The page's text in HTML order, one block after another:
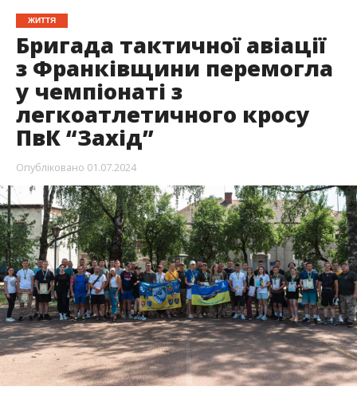
ЖИТТЯ
Бригада тактичної авіації
з Франківщини перемогла
у чемпіонаті з
легкоатлетичного кросу
ПвК “Захід”
Опубліковано 01.07.2024